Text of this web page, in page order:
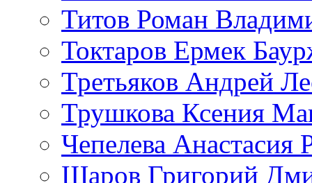
Титов Роман
Токтаров Ермек
Третьяков Андрей
Трушкова Ксения
Чепелева Анастасия
Шаров Григорий